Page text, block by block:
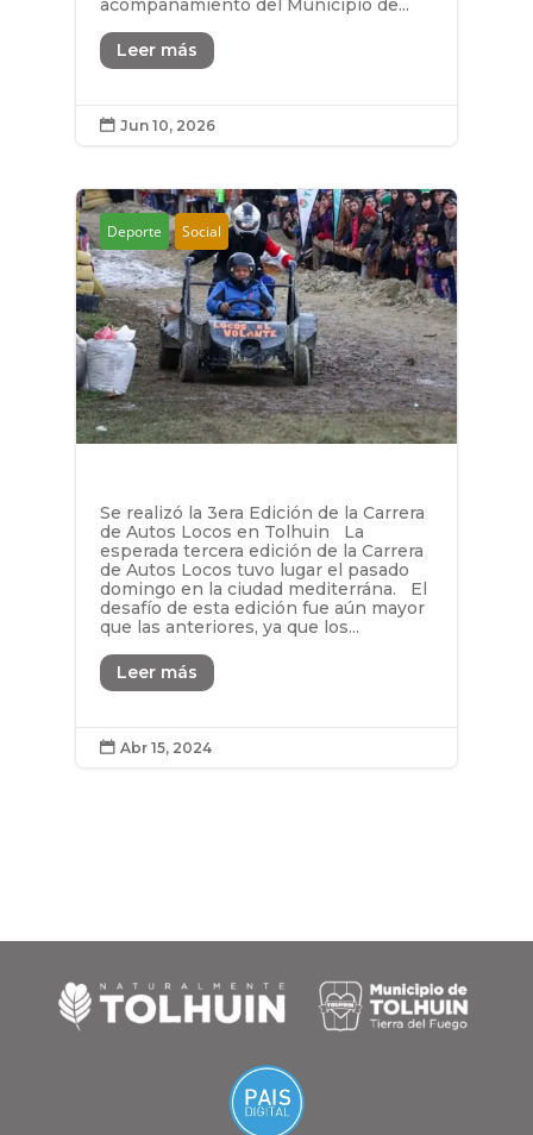
acompañamiento del Municipio de...
Leer más
 Jun 10, 2026
Deporte Social
Se realizó la 3era Edición de la Carrera
de Autos Locos en Tolhuin La
esperada tercera edición de la Carrera
de Autos Locos tuvo lugar el pasado
domingo en la ciudad mediterrána. El
desafío de esta edición fue aún mayor
que las anteriores, ya que los...
Leer más
 Abr 15, 2024